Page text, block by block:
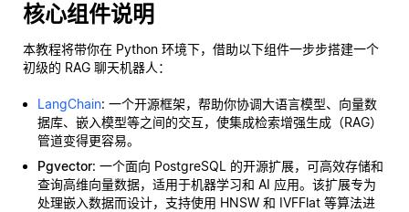
核心组件说明
本教程将带你在 Python 环境下，借助以下组件一步步搭建一个
初级的 RAG 聊天机器人：
LangChain: 一个开源框架，帮助你协调大语言模型、向量数
据库、嵌入模型等之间的交互，使集成检索增强生成（RAG）
管道变得更容易。
Pgvector: 一个面向 PostgreSQL 的开源扩展，可高效存储和
查询高维向量数据，适用于机器学习和 AI 应用。该扩展专为
处理嵌入数据而设计，支持使用 HNSW 和 IVFFlat 等算法进